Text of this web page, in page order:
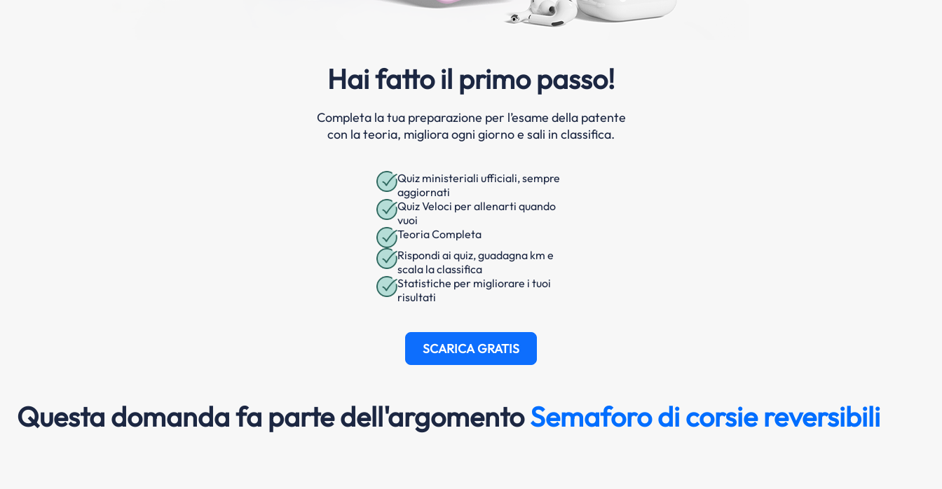
Hai fatto il primo passo!
Completa la tua preparazione per l’esame della patente
con la teoria, migliora ogni giorno e sali in classifica.
Quiz ministeriali ufficiali, sempre
aggiornati
Quiz Veloci per allenarti quando
vuoi
Teoria Completa
Rispondi ai quiz, guadagna km e
scala la classifica
Statistiche per migliorare i tuoi
risultati
SCARICA GRATIS
Questa domanda fa parte dell'argomentoSemaforo di corsie reversibili